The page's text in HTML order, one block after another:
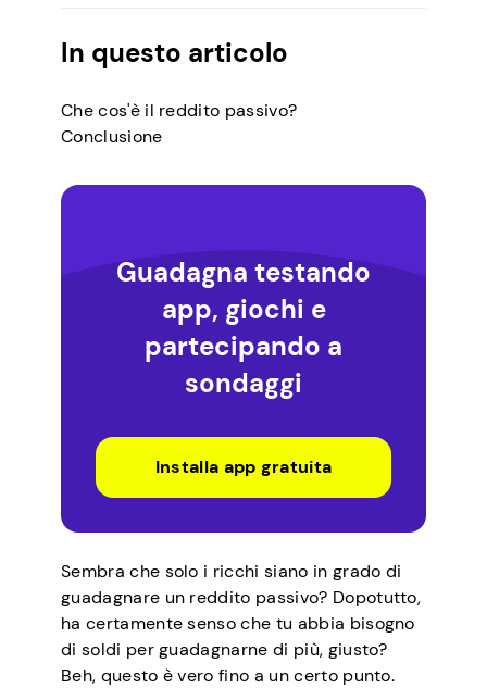
In questo articolo
Che cos'è il reddito passivo?
Conclusione
Guadagna testando
app, giochi e
partecipando a
sondaggi
Installa app gratuita
Sembra che solo i ricchi siano in grado di
guadagnare un reddito passivo? Dopotutto,
ha certamente senso che tu abbia bisogno
di soldi per guadagnarne di più, giusto?
Beh, questo è vero fino a un certo punto.